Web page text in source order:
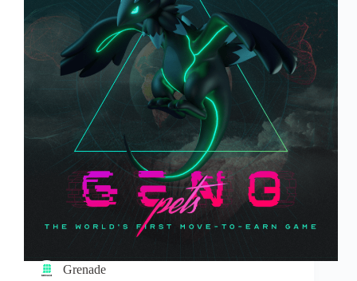
Grenade